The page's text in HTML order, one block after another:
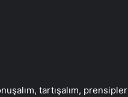
tartışalım, prensipler